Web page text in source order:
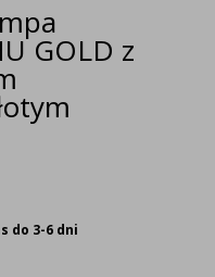
GOLD z
do 3-6 dni